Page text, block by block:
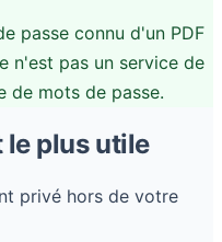
passe connu d'un PDF
n'est pas un service de
de mots de passe.
le plus utile
privé hors de votre